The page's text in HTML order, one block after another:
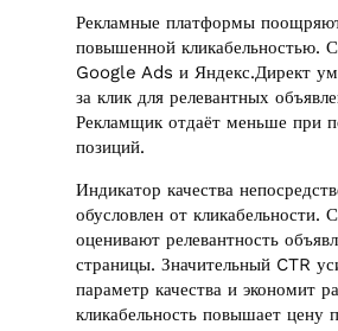
Рекламные платформы
повышенной кликабельностью.
Google Ads и Яндекс.Директ
за клик для релевантных
Рекламщик отдаёт меньше при
позиций.
Индикатор качества
обусловлен от кликабельности.
оценивают релевантность
страницы. Значительный CTR
параметр качества и экономит
кликабельность повышает цену